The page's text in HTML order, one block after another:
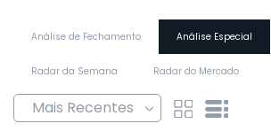
Análise de Fechamento Análise Especial
Radar da Semana Radar do Mercado